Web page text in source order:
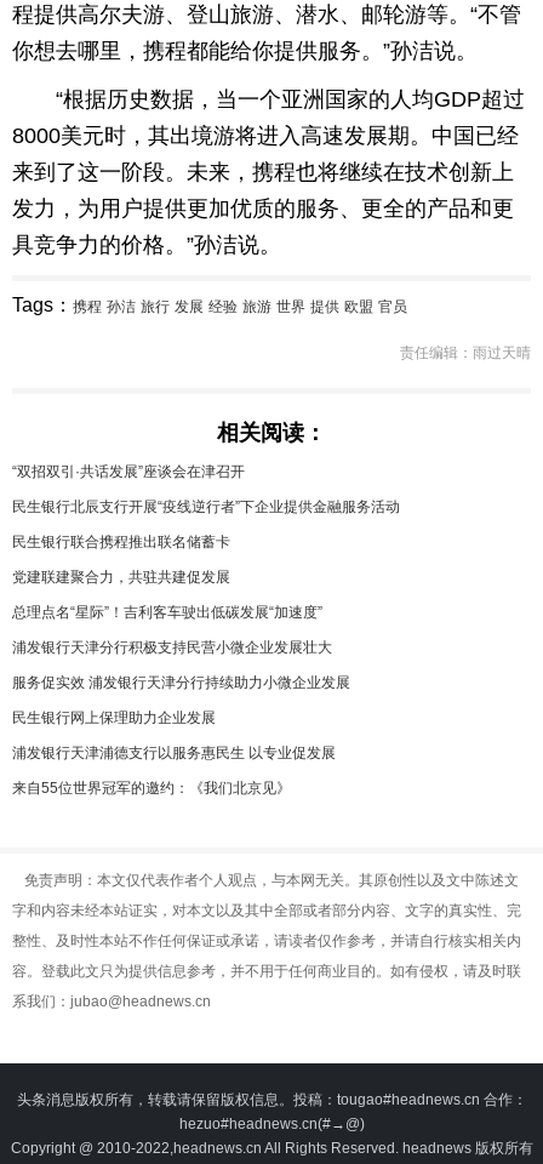
程提供高尔夫游、登山旅游、潜水、邮轮游等。“不管
你想去哪里，携程都能给你提供服务。”孙洁说。
“根据历史数据，当一个亚洲国家的人均GDP超过
8000美元时，其出境游将进入高速发展期。中国已经
来到了这一阶段。未来，携程也将继续在技术创新上
发力，为用户提供更加优质的服务、更全的产品和更
具竞争力的价格。”孙洁说。
Tags： 携程 孙洁 旅行 发展 经验 旅游 世界 提供 欧盟 官员
责任编辑：雨过天晴
相关阅读：
“双招双引·共话发展”座谈会在津召开
民生银行北辰支行开展“疫线逆行者”下企业提供金融服务活动
民生银行联合携程推出联名储蓄卡
党建联建聚合力，共驻共建促发展
总理点名“星际”！吉利客车驶出低碳发展“加速度”
浦发银行天津分行积极支持民营小微企业发展壮大
服务促实效 浦发银行天津分行持续助力小微企业发展
民生银行网上保理助力企业发展
浦发银行天津浦德支行以服务惠民生 以专业促发展
来自55位世界冠军的邀约：《我们北京见》
免责声明：本文仅代表作者个人观点，与本网无关。其原创性以及文中陈述文
字和内容未经本站证实，对本文以及其中全部或者部分内容、文字的真实性、完
整性、及时性本站不作任何保证或承诺，请读者仅作参考，并请自行核实相关内
容。登载此文只为提供信息参考，并不用于任何商业目的。如有侵权，请及时联
系我们：jubao@headnews.cn
头条消息版权所有，转载请保留版权信息。投稿：tougao#headnews.cn 合作：
hezuo#headnews.cn(#→@)
Copyright @ 2010-2022,headnews.cn All Rights Reserved. headnews 版权所有